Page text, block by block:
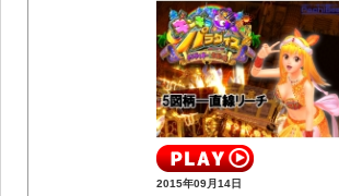
2015年09月14日